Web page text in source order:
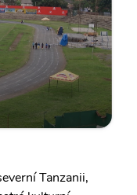
Tanzanii,